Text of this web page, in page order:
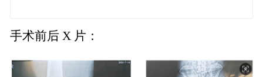
手术前后 X 片：